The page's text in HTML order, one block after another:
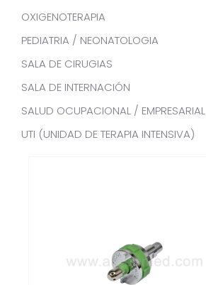
OXIGENOTERAPIA
PEDIATRIA / NEONATOLOGIA
SALA DE CIRUGIAS
SALA DE INTERNACIÓN
SALUD OCUPACIONAL / EMPRESARIAL
UTI (UNIDAD DE TERAPIA INTENSIVA)